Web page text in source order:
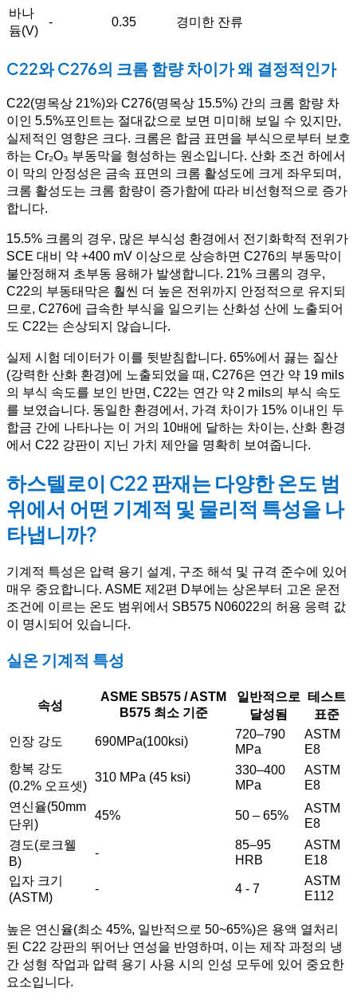
바나
듐(V)
- 0.35 경미한 잔류
C22와 C276의 크롬 함량 차이가 왜 결정적인가
C22(명목상 21%)와 C276(명목상 15.5%) 간의 크롬 함량 차
이인 5.5%포인트는 절대값으로 보면 미미해 보일 수 있지만,
실제적인 영향은 크다. 크롬은 합금 표면을 부식으로부터 보호
하는 Cr₂O₃ 부동막을 형성하는 원소입니다. 산화 조건 하에서
이 막의 안정성은 금속 표면의 크롬 활성도에 크게 좌우되며,
크롬 활성도는 크롬 함량이 증가함에 따라 비선형적으로 증가
합니다.
15.5% 크롬의 경우, 많은 부식성 환경에서 전기화학적 전위가
SCE 대비 약 +400 mV 이상으로 상승하면 C276의 부동막이
불안정해져 초부동 용해가 발생합니다. 21% 크롬의 경우,
C22의 부동태막은 훨씬 더 높은 전위까지 안정적으로 유지되
므로, C276에 급속한 부식을 일으키는 산화성 산에 노출되어
도 C22는 손상되지 않습니다.
실제 시험 데이터가 이를 뒷받침합니다. 65%에서 끓는 질산
(강력한 산화 환경)에 노출되었을 때, C276은 연간 약 19 mils
의 부식 속도를 보인 반면, C22는 연간 약 2 mils의 부식 속도
를 보였습니다. 동일한 환경에서, 가격 차이가 15% 이내인 두
합금 간에 나타나는 이 거의 10배에 달하는 차이는, 산화 환경
에서 C22 강판이 지닌 가치 제안을 명확히 보여줍니다.
하스텔로이 C22 판재는 다양한 온도 범
위에서 어떤 기계적 및 물리적 특성을 나
타냅니까?
기계적 특성은 압력 용기 설계, 구조 해석 및 규격 준수에 있어
매우 중요합니다. ASME 제2편 D부에는 상온부터 고온 운전
조건에 이르는 온도 범위에서 SB575 N06022의 허용 응력 값
이 명시되어 있습니다.
실온 기계적 특성
속성
ASME SB575 / ASTM
B575 최소 기준
일반적으로
달성됨
테스트
표준
인장 강도
690MPa(100ksi)
720–790
MPa
ASTM
E8
항복 강도
(0.2% 오프셋)
310 MPa (45 ksi)
330–400
MPa
ASTM
E8
연신율(50mm
단위)
45% 50 – 65%
ASTM
E8
경도(로크웰
B)
-
85–95
HRB
ASTM
E18
입자 크기
(ASTM)
- 4 - 7
ASTM
E112
높은 연신율(최소 45%, 일반적으로 50~65%)은 용액 열처리
된 C22 강판의 뛰어난 연성을 반영하며, 이는 제작 과정의 냉
간 성형 작업과 압력 용기 사용 시의 인성 모두에 있어 중요한
요소입니다.